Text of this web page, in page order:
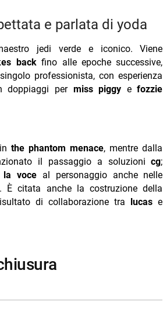
e parlata di yoda
jedi verde e iconico. Viene
backfino alle epoche successive,
professionista, con esperienza
per miss piggy efozzie
the phantom menace, mentre dalla
il passaggio a soluzionicg;
la voceal personaggio anche nelle
È citata anche la costruzione della
di collaborazione tra lucas e